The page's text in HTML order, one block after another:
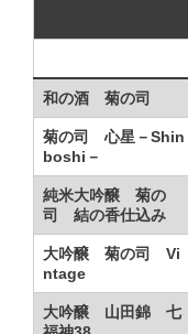
和の酒 菊の司
菊の司 心星－Shin
boshi－
純米大吟醸 菊の
司 結の香仕込み
大吟醸 菊の司 Vi
ntage
大吟醸 山田錦 七